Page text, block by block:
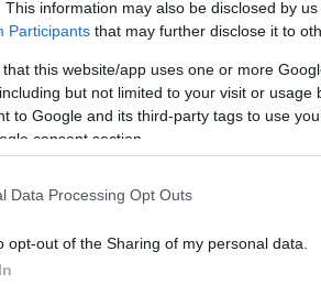
This information may also be disclosed by
Participants that may further disclose it to
that this website/app uses one or more
but not limited to your visit or usage
to Google and its third-party tags to use
consent section.
Data Processing Opt Outs
opt-out of the Sharing of my personal data.
idő áll majd rendelkezésre az
valóban jó megoldásnak tűnik
fontos kérdést. Az első és
valójában hol fog fizikálisan
meglévő útpályák bővítéséről,
teljesen jogos
esete forog fenn, ami jó esetben